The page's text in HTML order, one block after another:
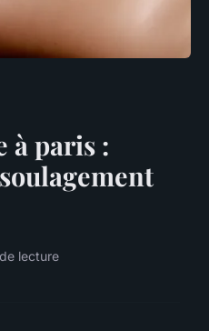
à paris :
lecture